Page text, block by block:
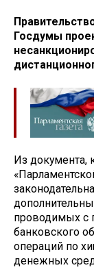
Госдумы
Из документа,
проводимых с
банковского
операций по
денежных